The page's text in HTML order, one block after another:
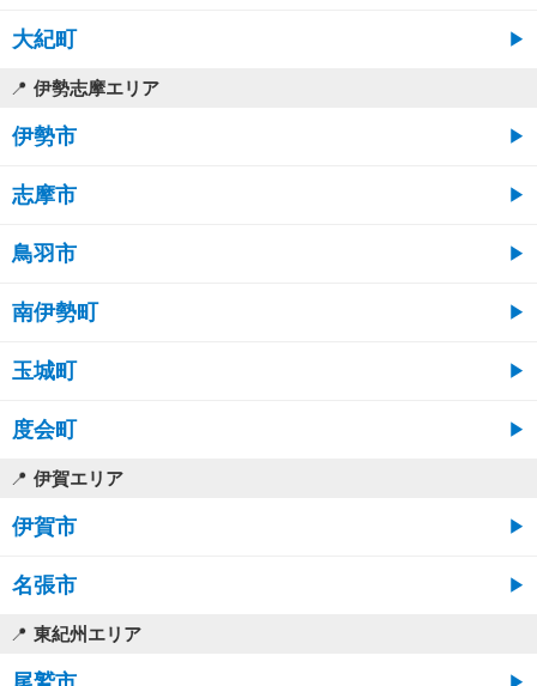
大紀町
伊勢志摩エリア
伊勢市
志摩市
鳥羽市
南伊勢町
玉城町
度会町
伊賀エリア
伊賀市
名張市
東紀州エリア